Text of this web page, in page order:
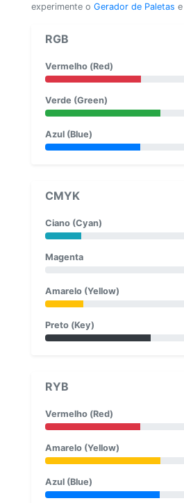
experimente o Gerador de Paletas
RGB
Vermelho (Red)
Verde (Green)
Azul (Blue)
CMYK
Ciano (Cyan)
Magenta
Amarelo (Yellow)
Preto (Key)
RYB
Vermelho (Red)
Amarelo (Yellow)
Azul (Blue)